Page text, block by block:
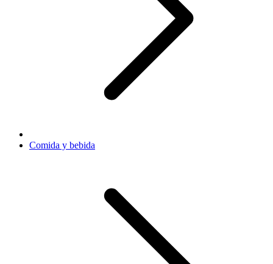
Comida y bebida